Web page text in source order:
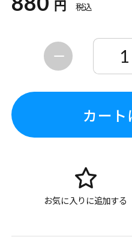
円 税込
カート
お気に入りに追加する